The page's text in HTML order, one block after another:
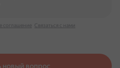
соглашение Связаться с нами
новый вопрос